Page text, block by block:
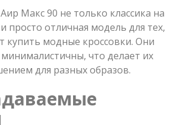
Макс 90 не только классика на
просто отличная модель для тех,
купить модные кроссовки. Они
что делает их
для разных образов.